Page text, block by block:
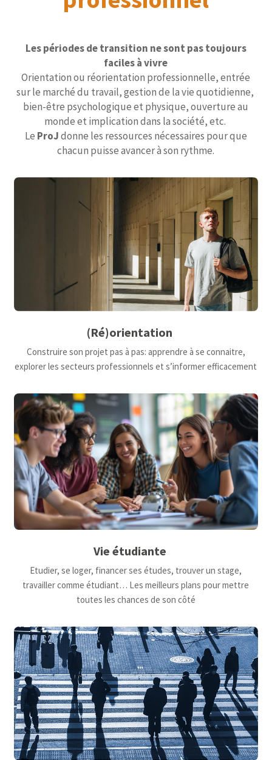
Les périodes de transition ne sont pas toujours
faciles à vivre
Orientation ou réorientation professionnelle, entrée
sur le marché du travail, gestion de la vie quotidienne,
bien-être psychologique et physique, ouverture au
monde et implication dans la société, etc.
Le ProJdonne les ressources nécessaires pour que
chacun puisse avancer à son rythme.
(Ré)orientation
Construire son projet pas à pas: apprendre à se connaitre,
explorer les secteurs professionnels et s’informer efficacement
Vie étudiante
Etudier, se loger, financer ses études, trouver un stage,
travailler comme étudiant… Les meilleurs plans pour mettre
toutes les chances de son côté